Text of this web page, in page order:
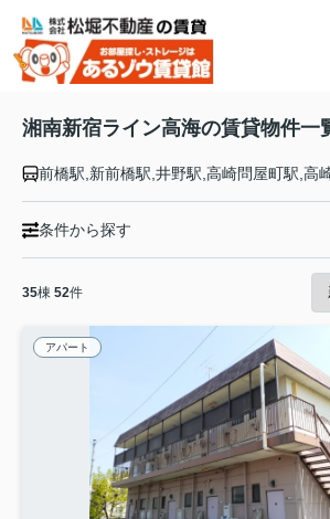
湘南新宿ライン高海の賃貸物件一
条件から探す
35棟 52件
アパート